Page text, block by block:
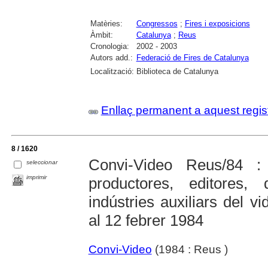
Matèries: Congressos ; Fires i exposicions
Àmbit:
Catalunya; Reus
Cronologia:
2002 - 2003
Autors add.: Federació de Fires de Catalunya
Localització: Biblioteca de Catalunya
Enllaç permanent a aquest
8 / 1620
seleccionar
imprimir
Convi-Video Reus/84
productores, editores,
indústries auxiliars del
al 12 febrer 1984
Convi-Video (1984 : Reus )